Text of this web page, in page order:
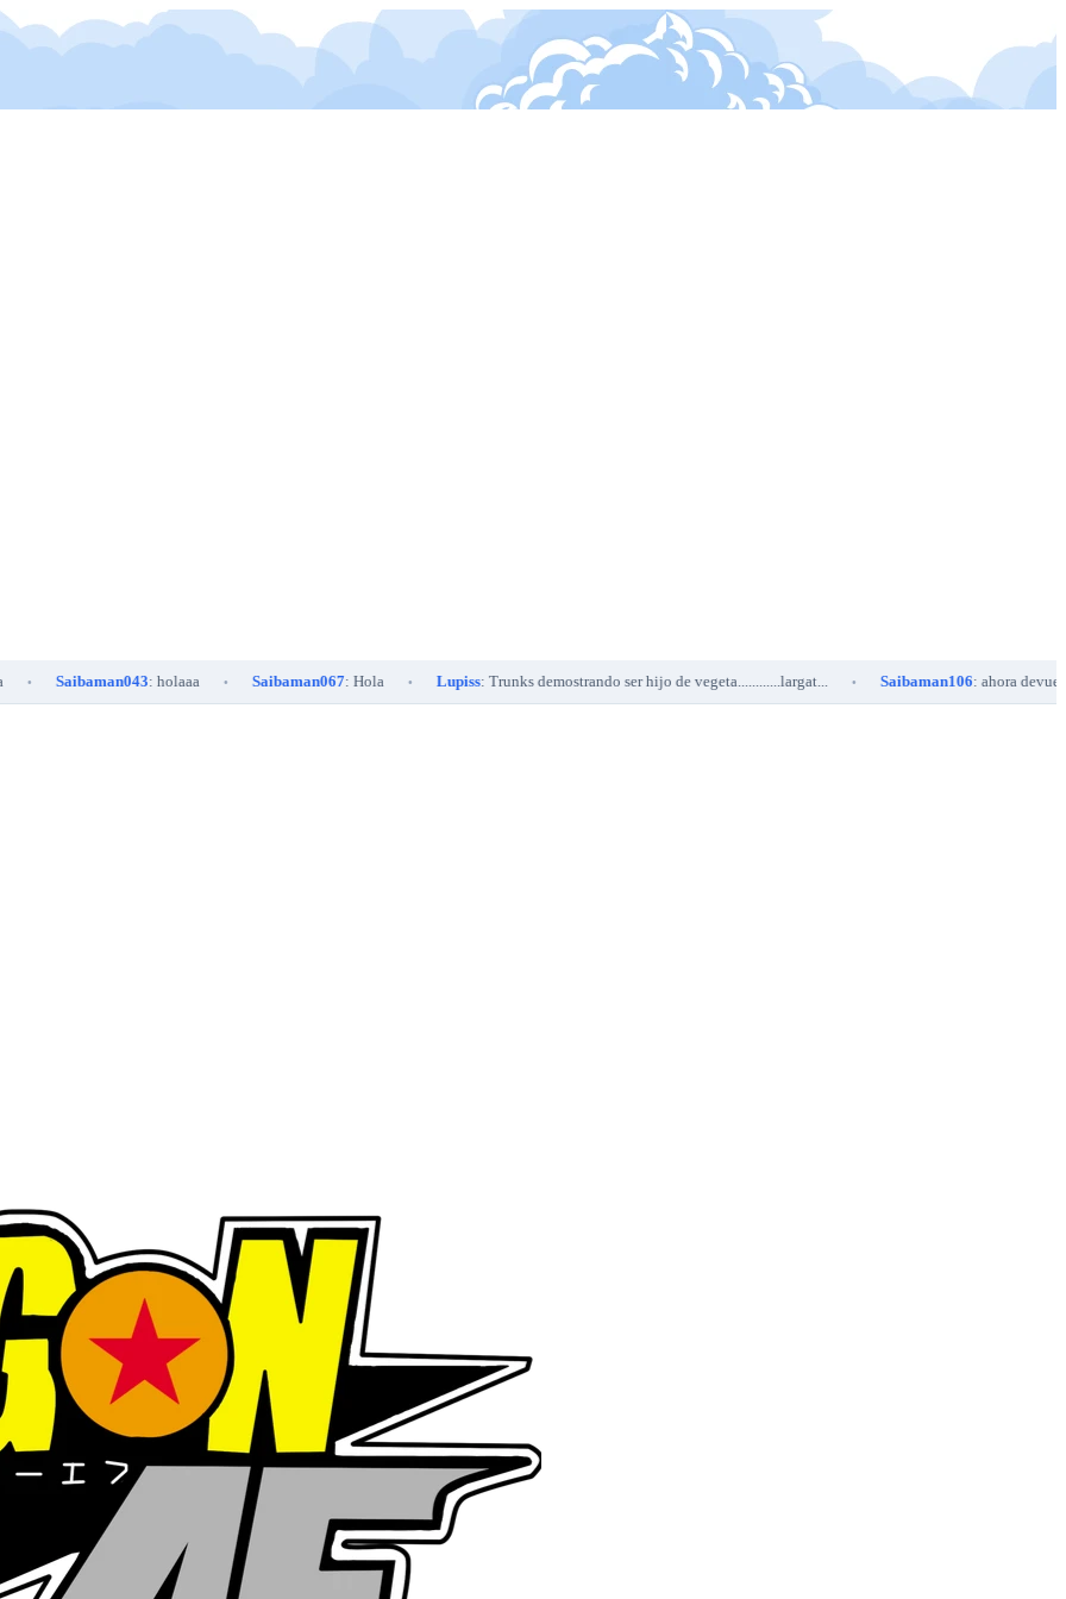
Saibaman043: holaaa • Saibaman067: Hola • Lupiss : Trunks demostrando ser hijo de vegeta............largat... • Saibaman106: ahora devuelta a la